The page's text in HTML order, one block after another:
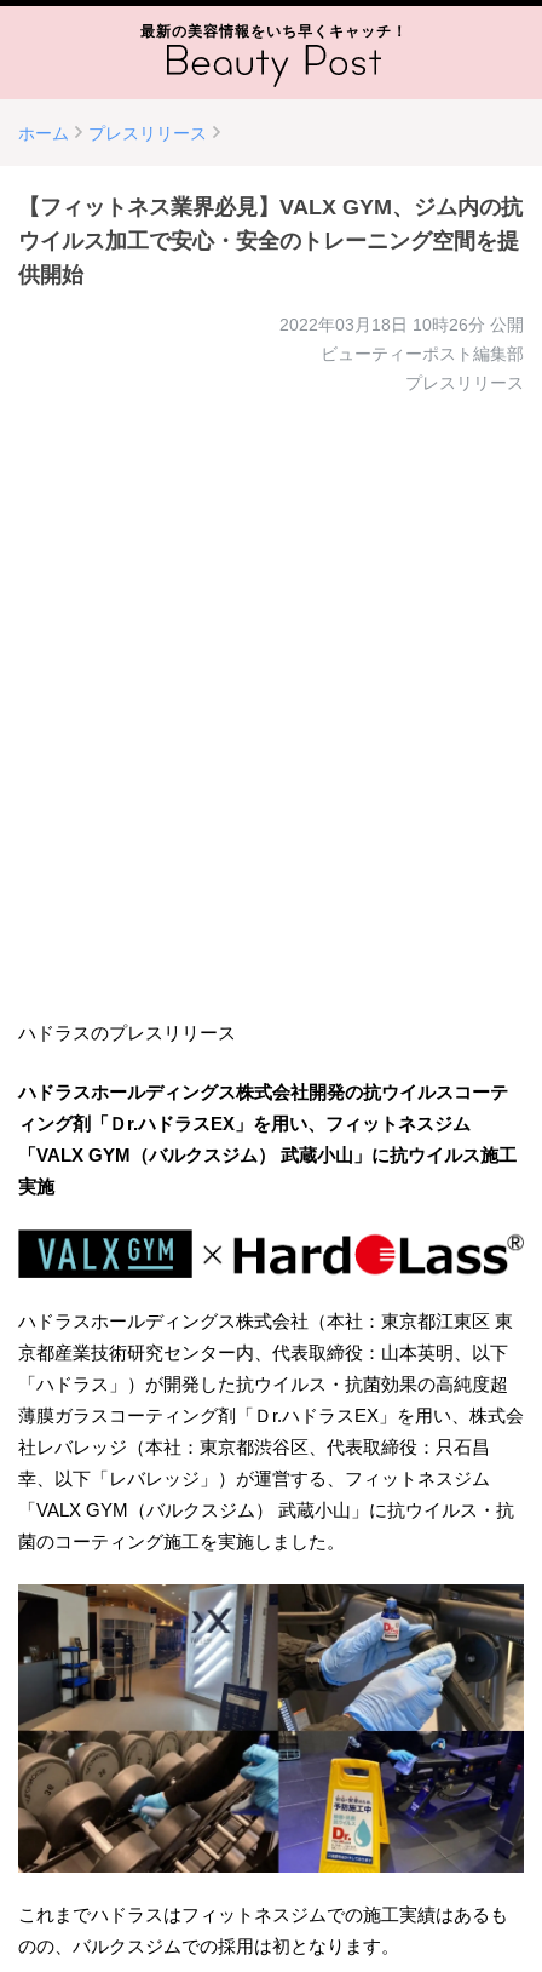
最新の美容情報をいち早くキャッチ！
ホーム プレスリリース
【フィットネス業界必見】VALX GYM、ジム内の抗
ウイルス加工で安心・安全のトレーニング空間を提
供開始
2022年03月18日 10時26分 公開
ビューティーポスト編集部
プレスリリース
ハドラスのプレスリリース
ハドラスホールディングス株式会社開発の抗ウイルスコーテ
ィング剤「Ｄr.ハドラスEX」を用い、フィットネスジム
「VALX GYM（バルクスジム） 武蔵小山」に抗ウイルス施工
実施
ハドラスホールディングス株式会社（本社：東京都江東区 東
京都産業技術研究センター内、代表取締役：山本英明、以下
「ハドラス」）が開発した抗ウイルス・抗菌効果の高純度超
薄膜ガラスコーティング剤「Ｄr.ハドラスEX」を用い、株式会
社レバレッジ（本社：東京都渋谷区、代表取締役：只石昌
幸、以下「レバレッジ」）が運営する、フィットネスジム
「VALX GYM（バルクスジム） 武蔵小山」に抗ウイルス・抗
菌のコーティング施工を実施しました。
これまでハドラスはフィットネスジムでの施工実績はあるも
のの、バルクスジムでの採用は初となります。